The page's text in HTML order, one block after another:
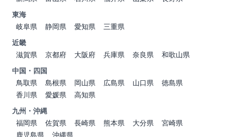
東海
岐阜県
静岡県 愛知県
三重県
近畿
滋賀県
京都府 大阪府 兵庫県 奈良県
和歌山県
中国・四国
鳥取県
島根県 岡山県 広島県 山口県
徳島県
香川県
愛媛県
高知県
九州・沖縄
福岡県
佐賀県 長崎県 熊本県 大分県
宮崎県
鹿児島県
沖縄県